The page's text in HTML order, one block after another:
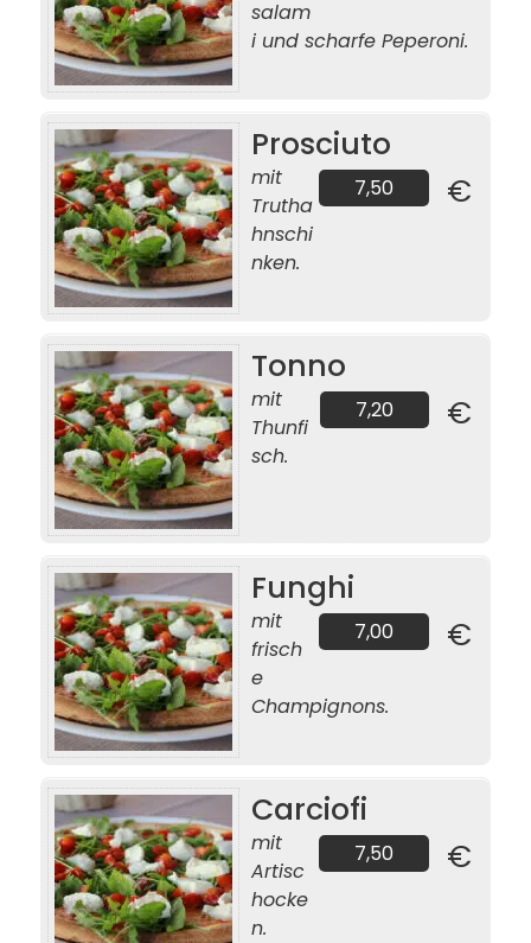
salam
i und scharfe Peperoni.
Prosciuto
7,50 €
mit
Trutha
hnschi
nken.
Tonno
7,20 €
mit
Thunfi
sch.
Funghi
7,00 €
mit
frisch
e
Champignons.
Carciofi
7,50 €
mit
Artisc
hocke
n.